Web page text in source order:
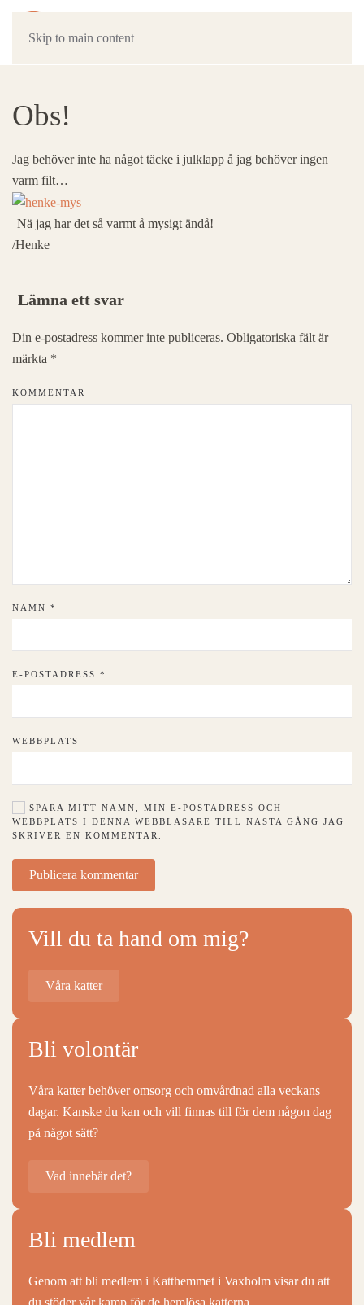
Skip to main content
Obs!
Jag behöver inte ha något täcke i julklapp å jag behöver ingen
varm filt…
Nä jag har det så varmt å mysigt ändå!
/Henke
Lämna ett svar
Din e-postadress kommer inte publiceras. Obligatoriska fält är
märkta *
KOMMENTAR
NAMN *
E-POSTADRESS *
WEBBPLATS
SPARA MITT NAMN, MIN E-POSTADRESS OCH
WEBBPLATS I DENNA WEBBLÄSARE TILL NÄSTA GÅNG JAG
SKRIVER EN KOMMENTAR.
Publicera kommentar
Vill du ta hand om mig?
Våra katter
Bli volontär
Våra katter behöver omsorg och omvårdnad alla veckans
dagar. Kanske du kan och vill finnas till för dem någon dag
på något sätt?
Vad innebär det?
Bli medlem
Genom att bli medlem i Katthemmet i Vaxholm visar du att